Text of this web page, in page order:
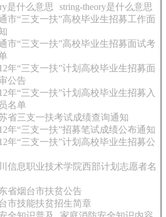
是什么意思
string-theory是什么意思
市“三支一扶”高校毕业生招募工作面
市“三支一扶”高校毕业生招募面试考
年“三支一扶”计划高校毕业生招募面
公告
年“三支一扶”计划高校毕业生招募入
名单
省三支一扶考试成绩查询通知
年“三支一扶”招募笔试成绩公布通知
年“三支一扶”计划高校毕业生招募公
信息职业技术学院西部计划志愿者名
省烟台市扶贫公告
市技能扶贫招生简章